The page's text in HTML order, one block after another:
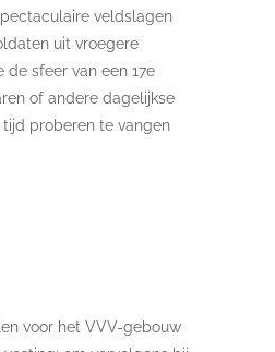
veldslagen
uit vroegere
de sfeer van een 17e
of andere dagelijkse
proberen te vangen
voor het VVV-gebouw